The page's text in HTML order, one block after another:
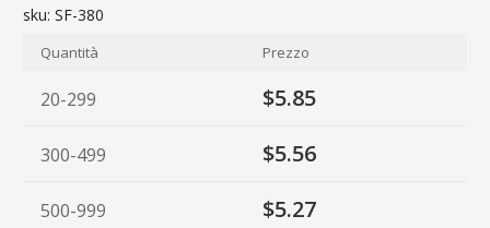
sku: SF-380
Quantità Prezzo
20-299 $5.85
300-499 $5.56
500-999 $5.27